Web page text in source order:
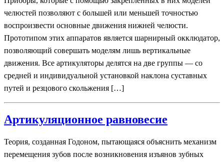
челюстей позволяют с большей или меньшей точностью
воспроизвести основные движения нижней челюсти.
Прототипом этих аппаратов является шарнирный окклюдатор,
позволяющий совершать моделям лишь вертикальные
движения. Все артикуляторы делятся на две группы — со
средней и индивидуальной установкой наклона суставных
путей и резцового скольжения […]
Артикуляционное равновесие
Теория, созданная Годоном, пытающаяся объяснить механизм
перемещения зубов после возникновения изъянов зубных